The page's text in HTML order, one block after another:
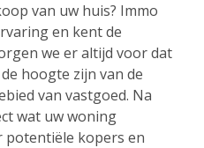
van uw huis? Immo
en kent de
we er altijd voor dat
hoogte zijn van de
van vastgoed. Na
wat uw woning
kopers en